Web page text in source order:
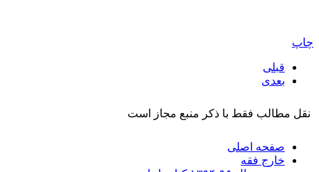
چاپ
قبلی
بعدی
نقل مطالب فقط با ذکر منبع مجاز است
صفحه اصلی
خارج فقه